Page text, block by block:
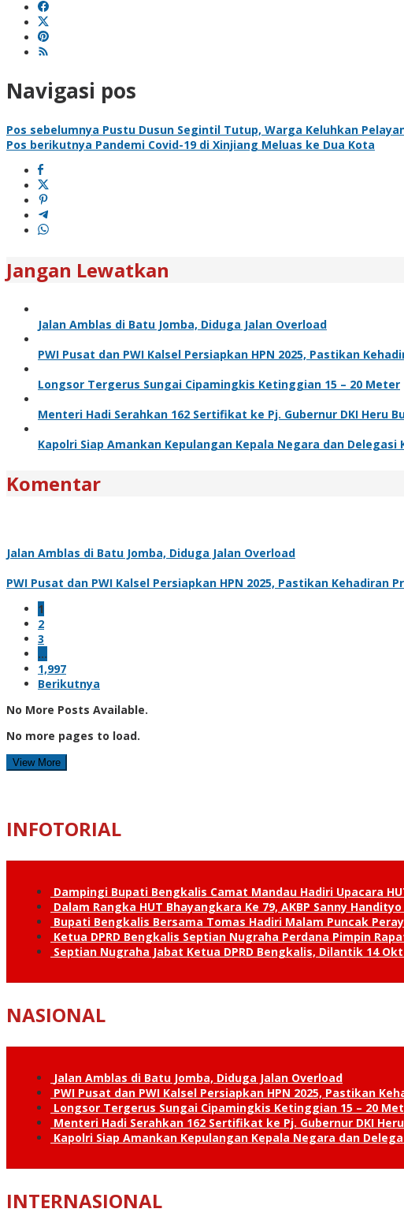
Navigasi pos
Pos sebelumnya Pustu Dusun Segintil Tutup, Warga Keluhkan
Pos berikutnya Pandemi Covid-19 di Xinjiang Meluas ke Dua Kota
Jangan Lewatkan
Jalan Amblas di Batu Jomba, Diduga Jalan Overload
PWI Pusat dan PWI Kalsel Persiapkan HPN 2025, Pastikan
Longsor Tergerus Sungai Cipamingkis Ketinggian 15 – 20 Meter
Menteri Hadi Serahkan 162 Sertifikat ke Pj. Gubernur DKI Heru
Kapolri Siap Amankan Kepulangan Kepala Negara dan Delegasi
Komentar
Jalan Amblas di Batu Jomba, Diduga Jalan Overload
PWI Pusat dan PWI Kalsel Persiapkan HPN 2025, Pastikan Kehadiran
1
2
3
…
1,997
Berikutnya
No More Posts Available.
No more pages to load.
View More
INFOTORIAL
Dampingi Bupati Bengkalis Camat Mandau Hadiri Upacara
Dalam Rangka HUT Bhayangkara Ke 79, AKBP Sanny
Bupati Bengkalis Bersama Tomas Hadiri Malam Puncak
Ketua DPRD Bengkalis Septian Nugraha Perdana Pimpin
Septian Nugraha Jabat Ketua DPRD Bengkalis, Dilantik 14
NASIONAL
Jalan Amblas di Batu Jomba, Diduga Jalan Overload
PWI Pusat dan PWI Kalsel Persiapkan HPN 2025, Pastikan
Longsor Tergerus Sungai Cipamingkis Ketinggian 15 – 20
Menteri Hadi Serahkan 162 Sertifikat ke Pj. Gubernur DKI
Kapolri Siap Amankan Kepulangan Kepala Negara dan
INTERNASIONAL